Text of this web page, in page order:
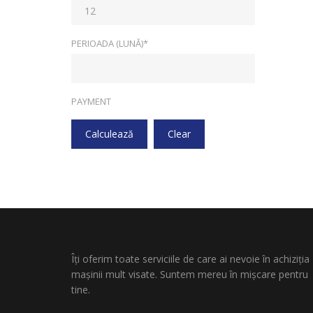
PERIOADA (LUNĂ)*
PAYMENT
Calculează Clear
Îți oferim toate serviciile de care ai nevoie în achiziția
mașinii mult visate. Suntem mereu în mișcare pentru
tine.